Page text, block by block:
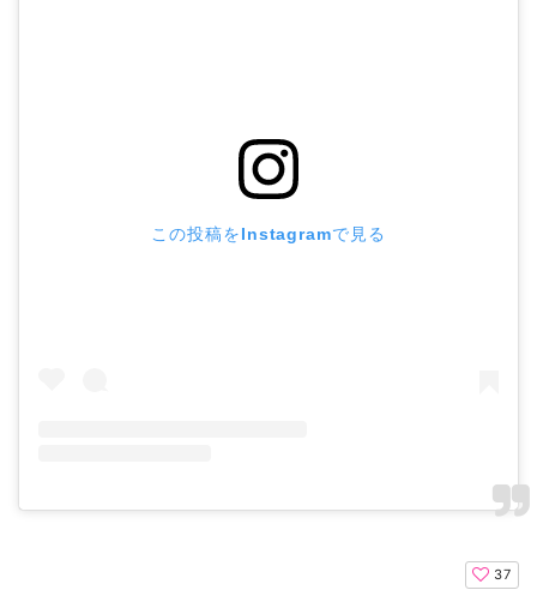
この投稿をInstagramで見る
37